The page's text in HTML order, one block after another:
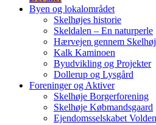
Byen og lokalområdet
Skelhøjes historie
Skeldalen – En naturperle
Hærvejen gennem
Kalk Kaminoen
Byudvikling og Projekter
Dollerup og Lysgård
Foreninger og Aktiver
Skelhøje Borgerforening
Skelhøje Købmandsgaard
Ejendomsselskabet